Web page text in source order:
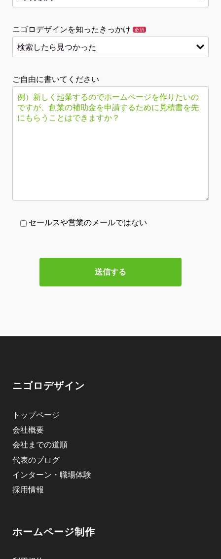
ニゴロデザインを知ったきっかけ 必須
ご自由に書いてください
セールスや営業のメールではない
ニゴロデザイン
トップページ
会社概要
会社までの道順
代表のブログ
インターン・職場体験
採用情報
ホームページ制作